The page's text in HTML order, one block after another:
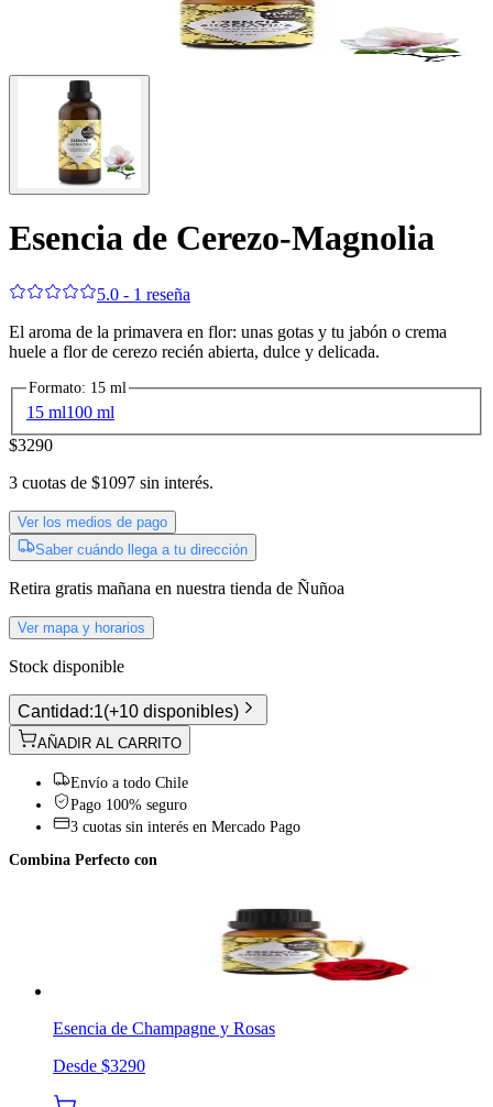
Esencia de Cerezo-Magnolia
5.0 - 1 reseña
El aroma de la primavera en flor: unas gotas y tu jabón o crema
huele a flor de cerezo recién abierta, dulce y delicada.
Formato: 15 ml
15 ml100 ml
$3290
3 cuotas de $1097 sin interés.
Ver los medios de pago
Saber cuándo llega a tu dirección
Retira gratis mañana en nuestra tienda de Ñuñoa
Ver mapa y horarios
Stock disponible
Cantidad:1(+10 disponibles)
AÑADIR AL CARRITO
Envío a todo Chile
Pago 100% seguro
3 cuotas sin interés en Mercado Pago
Combina Perfecto con
Esencia de Champagne y Rosas
Desde $3290